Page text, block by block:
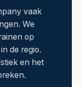
vaak
We
op
de regio.
en het